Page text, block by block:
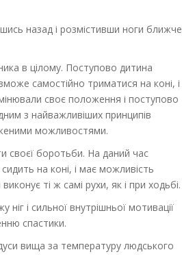
назад і розмістивши ноги ближче
в цілому. Поступово дитина
самостійно триматися на коні, і
своє положення і поступово
з найважливіших принципів
можливостями.
своєї боротьби. На даний час
на коні, і має можливість
ті ж самі рухи, як і при ходьбі.
і сильної внутрішньої мотивації
спастики.
вища за температуру людського